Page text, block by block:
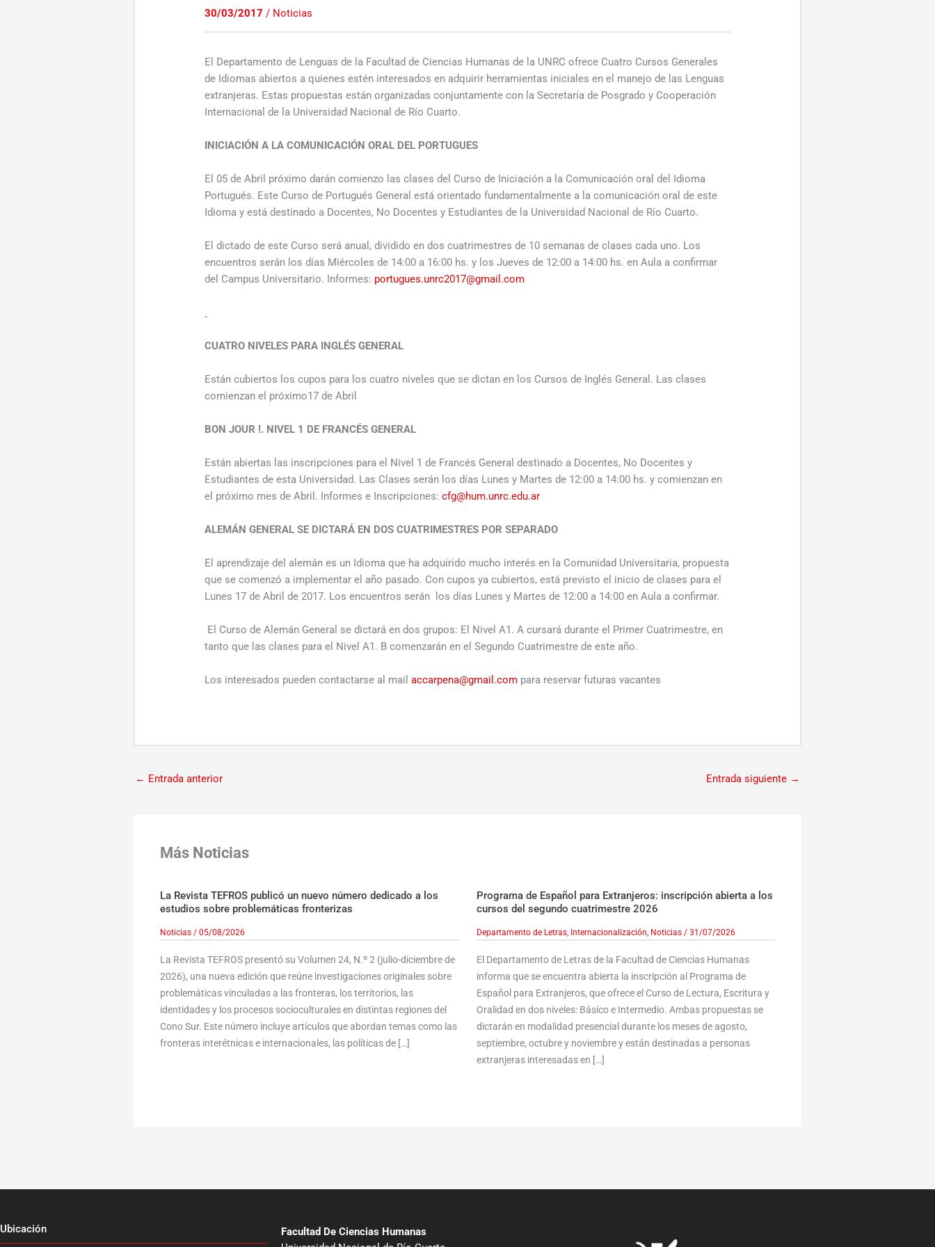
30/03/2017/ Noticias
El Departamento de Lenguas de la Facultad de Ciencias Humanas de la UNRC ofrece Cuatro Cursos Generales
de Idiomas abiertos a quienes estén interesados en adquirir herramientas iniciales en el manejo de las Lenguas
extranjeras. Estas propuestas están organizadas conjuntamente con la Secretaría de Posgrado y Cooperación
Internacional de la Universidad Nacional de Río Cuarto.
INICIACIÓN A LA COMUNICACIÓN ORAL DEL PORTUGUES
El 05 de Abril próximo darán comienzo las clases del Curso de Iniciación a la Comunicación oral del Idioma
Portugués. Este Curso de Portugués General está orientado fundamentalmente a la comunicación oral de este
Idioma y está destinado a Docentes, No Docentes y Estudiantes de la Universidad Nacional de Río Cuarto.
El dictado de este Curso será anual, dividido en dos cuatrimestres de 10 semanas de clases cada uno. Los
encuentros serán los días Miércoles de 14:00 a 16:00 hs. y los Jueves de 12:00 a 14:00 hs. en Aula a confirmar
del Campus Universitario. Informes: portugues.unrc2017@gmail.com
CUATRO NIVELES PARA INGLÉS GENERAL
Están cubiertos los cupos para los cuatro niveles que se dictan en los Cursos de Inglés General. Las clases
comienzan el próximo17 de Abril
BON JOUR !. NIVEL 1 DE FRANCÉS GENERAL
Están abiertas las inscripciones para el Nivel 1 de Francés General destinado a Docentes, No Docentes y
Estudiantes de esta Universidad. Las Clases serán los días Lunes y Martes de 12:00 a 14:00 hs. y comienzan en
el próximo mes de Abril. Informes e Inscripciones:cfg@hum.unrc.edu.ar
ALEMÁN GENERAL SE DICTARÁ EN DOS CUATRIMESTRES POR SEPARADO
El aprendizaje del alemán es un Idioma que ha adquirido mucho interés en la Comunidad Universitaria, propuesta
que se comenzó a implementar el año pasado. Con cupos ya cubiertos, está previsto el inicio de clases para el
Lunes 17 de Abril de 2017. Los encuentros serán los días Lunes y Martes de 12:00 a 14:00 en Aula a confirmar.
El Curso de Alemán General se dictará en dos grupos: El Nivel A1. A cursará durante el Primer Cuatrimestre, en
tanto que las clases para el Nivel A1. B comenzarán en el Segundo Cuatrimestre de este año.
Los interesados pueden contactarse al mailaccarpena@gmail.com para reservar futuras vacantes
← Entrada anterior Entrada siguiente →
Más Noticias
La Revista TEFROS publicó un nuevo número dedicado a los
estudios sobre problemáticas fronterizas
Noticias/ 05/08/2026
La Revista TEFROS presentó su Volumen 24, N.º 2 (julio-diciembre de
2026), una nueva edición que reúne investigaciones originales sobre
problemáticas vinculadas a las fronteras, los territorios, las
identidades y los procesos socioculturales en distintas regiones del
Cono Sur. Este número incluye artículos que abordan temas como las
fronteras interétnicas e internacionales, las políticas de […]
Programa de Español para Extranjeros: inscripción abierta a los
cursos del segundo cuatrimestre 2026
Departamento de Letras, Internacionalización, Noticias/ 31/07/2026
El Departamento de Letras de la Facultad de Ciencias Humanas
informa que se encuentra abierta la inscripción al Programa de
Español para Extranjeros, que ofrece el Curso de Lectura, Escritura y
Oralidad en dos niveles: Básico e Intermedio. Ambas propuestas se
dictarán en modalidad presencial durante los meses de agosto,
septiembre, octubre y noviembre y están destinadas a personas
extranjeras interesadas en […]
Ubicación
Facultad De Ciencias Humanas